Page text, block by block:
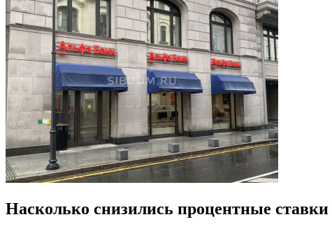
Насколько снизились процентные